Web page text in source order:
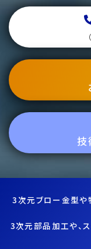
ることで、お客様
致します。なお、
合は、本サイトに
できない場合がご
第4条（
本サイトは、お客
Cookieとは、サ
お客様が使用して
る情報のことです
客様のプライバシ
け取りを拒否する
れた場合、一部サ
ますので、予めご
技
3次元ブロー金型や
3次元部品加工や、